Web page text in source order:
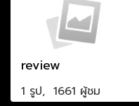
review
1 รูป, 1661 ผู้ชม